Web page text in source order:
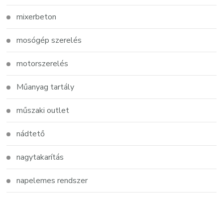
mixerbeton
mosógép szerelés
motorszerelés
Műanyag tartály
műszaki outlet
nádtető
nagytakarítás
napelemes rendszer